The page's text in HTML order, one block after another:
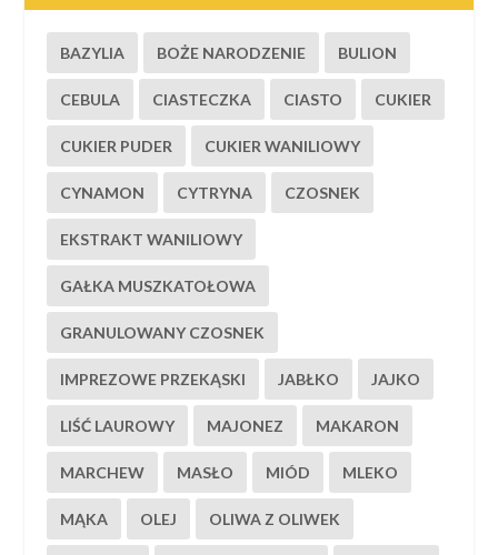
BAZYLIA BOŻE NARODZENIE BULION
CEBULA CIASTECZKA CIASTO CUKIER
CUKIER PUDER CUKIER WANILIOWY
CYNAMON CYTRYNA CZOSNEK
EKSTRAKT WANILIOWY
GAŁKA MUSZKATOŁOWA
GRANULOWANY CZOSNEK
IMPREZOWE PRZEKĄSKI JABŁKO JAJKO
LIŚĆ LAUROWY MAJONEZ MAKARON
MARCHEW MASŁO MIÓD MLEKO
MĄKA OLEJ OLIWA Z OLIWEK